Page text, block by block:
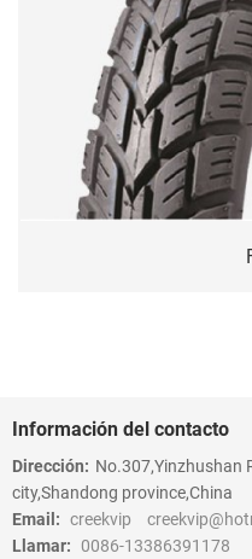
Información del contacto
Dirección: No.307,Yinzhushan
city,Shandong province,China
Email: creekvip
Llamar: 0086-13386391178